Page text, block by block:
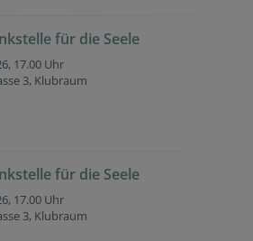
für die Seele
17.00 Uhr
3, Klubraum
für die Seele
17.00 Uhr
3, Klubraum